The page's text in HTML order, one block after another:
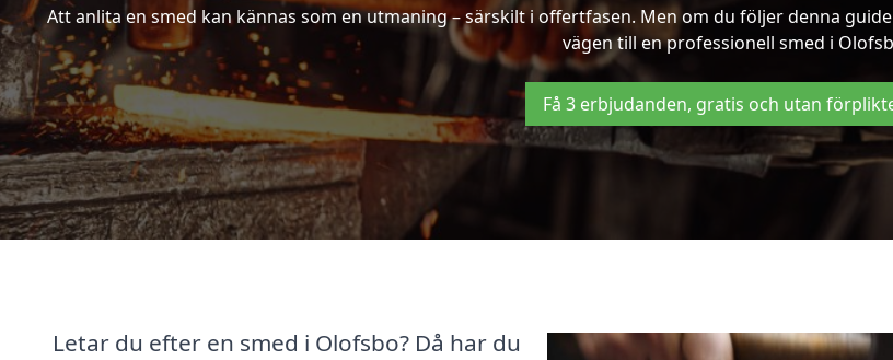
Att anlita en smed kan kännas som en utmaning – särskilt i offertfasen. Men om du följer denna
vägen till en professionell smed i
Få 3 erbjudanden, gratis och utan
Letar du efter en smed i Olofsbo? Då har du